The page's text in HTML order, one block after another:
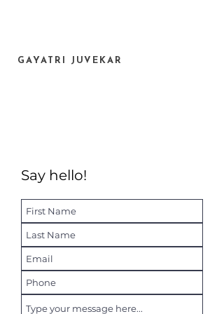
GAYATRI JUVEKAR
Say hello!